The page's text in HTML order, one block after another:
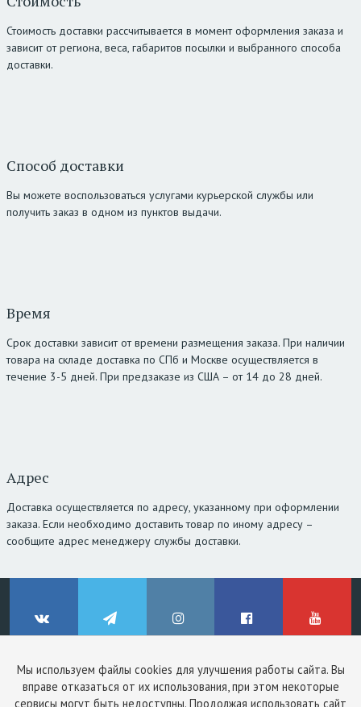
Мы используем файлы cookies для улучшения работы сайта. Вы
вправе отказаться от их использования, при этом некоторые
сервисы могут быть недоступны. Продолжая использовать сайт
Стоимость доставки рассчитывается в момент оформления заказа и
зависит от региона, веса, габаритов посылки и выбранного способа
доставки.
Способ доставки
Вы можете воспользоваться услугами курьерской службы или
получить заказ в одном из пунктов выдачи.
Время
Срок доставки зависит от времени размещения заказа. При наличии
товара на складе доставка по СПб и Москве осуществляется в
течение 3-5 дней. При предзаказе из США – от 14 до 28 дней.
Адрес
Доставка осуществляется по адресу, указанному при оформлении
заказа. Если необходимо доставить товар по иному адресу –
сообщите адрес менеджеру службы доставки.
ВКонтакте Telegram Instagram Facebook YouTube
© ClinicStyle, 2026
Используя сайт, вы принимаетепользовательское соглашениеи